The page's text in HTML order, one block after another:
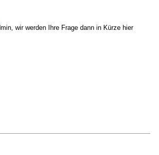
wir werden Ihre Frage dann in Kürze hier